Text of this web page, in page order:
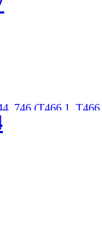
746 (T466.1,